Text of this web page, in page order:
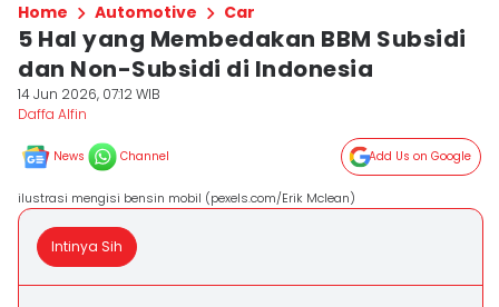
Home Automotive Car
5 Hal yang Membedakan BBM Subsidi
dan Non-Subsidi di Indonesia
14 Jun 2026, 07:12 WIB
Daffa Alfin
News Channel Add Us on Google
ilustrasi mengisi bensin mobil (pexels.com/Erik Mclean)
Intinya Sih